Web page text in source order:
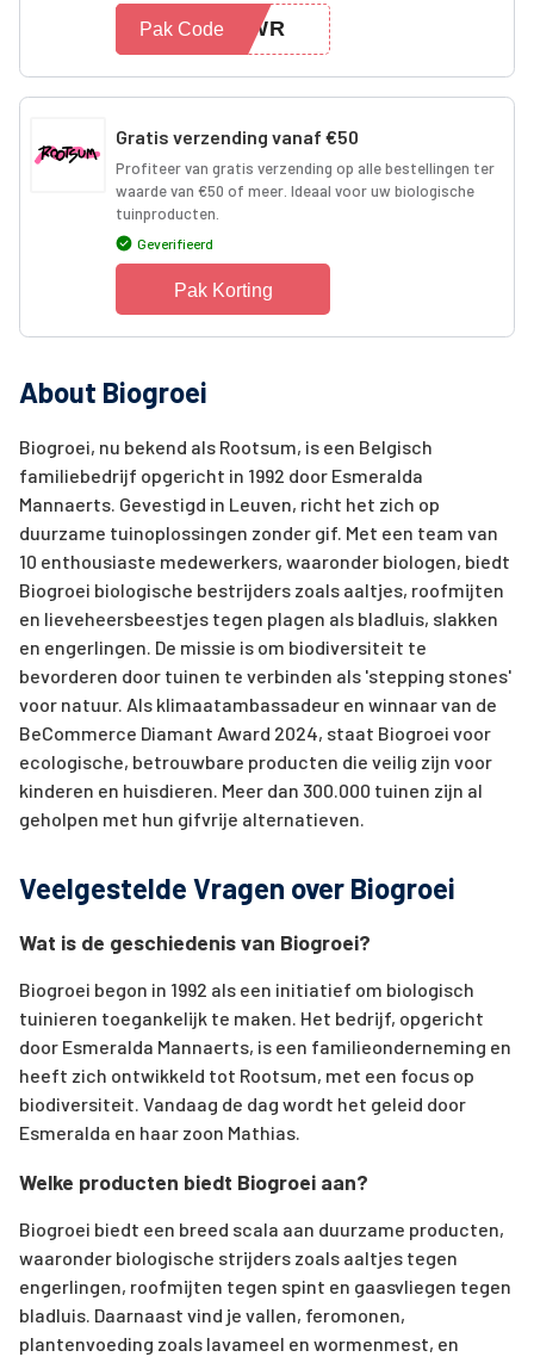
NKWR
Pak Code
Gratis verzending vanaf €50
Profiteer van gratis verzending op alle bestellingen ter
waarde van €50 of meer. Ideaal voor uw biologische
tuinproducten.
Geverifieerd
Pak Korting
About Biogroei
Biogroei, nu bekend als Rootsum, is een Belgisch
familiebedrijf opgericht in 1992 door Esmeralda
Mannaerts. Gevestigd in Leuven, richt het zich op
duurzame tuinoplossingen zonder gif. Met een team van
10 enthousiaste medewerkers, waaronder biologen, biedt
Biogroei biologische bestrijders zoals aaltjes, roofmijten
en lieveheersbeestjes tegen plagen als bladluis, slakken
en engerlingen. De missie is om biodiversiteit te
bevorderen door tuinen te verbinden als 'stepping stones'
voor natuur. Als klimaatambassadeur en winnaar van de
BeCommerce Diamant Award 2024, staat Biogroei voor
ecologische, betrouwbare producten die veilig zijn voor
kinderen en huisdieren. Meer dan 300.000 tuinen zijn al
geholpen met hun gifvrije alternatieven.
Veelgestelde Vragen over Biogroei
Wat is de geschiedenis van Biogroei?
Biogroei begon in 1992 als een initiatief om biologisch
tuinieren toegankelijk te maken. Het bedrijf, opgericht
door Esmeralda Mannaerts, is een familieonderneming en
heeft zich ontwikkeld tot Rootsum, met een focus op
biodiversiteit. Vandaag de dag wordt het geleid door
Esmeralda en haar zoon Mathias.
Welke producten biedt Biogroei aan?
Biogroei biedt een breed scala aan duurzame producten,
waaronder biologische strijders zoals aaltjes tegen
engerlingen, roofmijten tegen spint en gaasvliegen tegen
bladluis. Daarnaast vind je vallen, feromonen,
plantenvoeding zoals lavameel en wormenmest, en